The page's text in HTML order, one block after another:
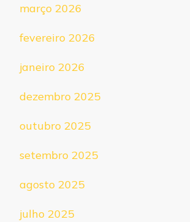
março 2026
fevereiro 2026
janeiro 2026
dezembro 2025
outubro 2025
setembro 2025
agosto 2025
julho 2025